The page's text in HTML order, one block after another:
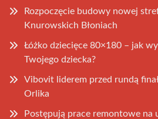
Rozpoczęcie budowy nowej
Knurowskich Błoniach
Łóżko dziecięce 80×180 – jak
Twojego dziecka?
Vibovit liderem przed rundą
Orlika
Postępują prace remontowe na